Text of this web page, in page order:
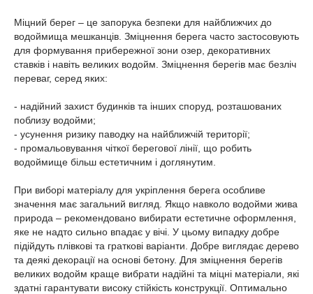
Міцний берег – це запорука безпеки для найближчих до
водоймища мешканців. Зміцнення берега часто застосовують
для формування прибережної зони озер, декоративних
ставків і навіть великих водойм. Зміцнення берегів має безліч
переваг, серед яких:
- надійний захист будинків та інших споруд, розташованих
поблизу водойми;
- усунення ризику паводку на найближчій території;
- промальовування чіткої берегової лінії, що робить
водоймище більш естетичним і доглянутим.
При виборі матеріалу для укріплення берега особливе
значення має загальний вигляд. Якщо навколо водойми жива
природа – рекомендовано вибирати естетичне оформлення,
яке не надто сильно впадає у вічі. У цьому випадку добре
підійдуть плівкові та граткові варіанти. Добре виглядає дерево
та деякі декорації на основі бетону. Для зміцнення берегів
великих водойм краще вибрати надійні та міцні матеріали, які
здатні гарантувати високу стійкість конструкції. Оптимально